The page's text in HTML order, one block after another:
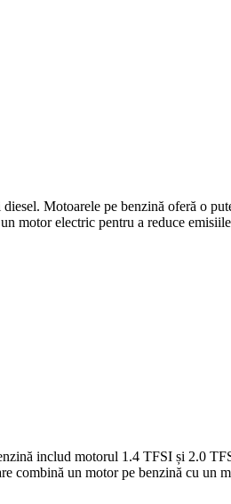
Motoarele pe benzină oferă o
motor electric pentru a reduce
includ motorul 1.4 TFSI și 2.0
combină un motor pe benzină cu un